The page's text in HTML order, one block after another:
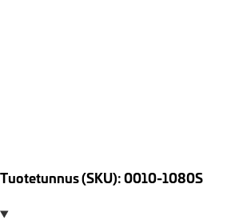
Tuotetunnus (SKU): 0010-1080S